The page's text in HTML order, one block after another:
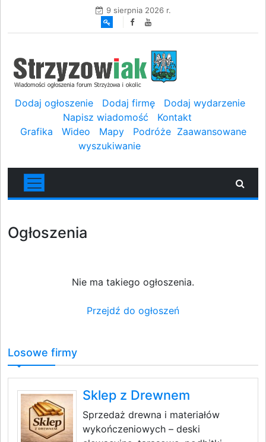
9 sierpnia 2026 r.
Dodaj ogłoszenie Dodaj firmę
Dodaj wydarzenie
Napisz wiadomość
Kontakt
Grafika
Wideo Mapy Podróże Zaawansowane
wyszukiwanie
Ogłoszenia
Nie ma takiego ogłoszenia.
Przejdź do ogłoszeń
Losowe firmy
Sklep z Drewnem
Sprzedaż drewna i materiałów
wykończeniowych – deski